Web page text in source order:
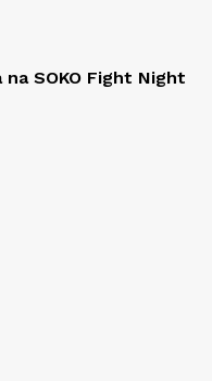
SOKO Fight Night